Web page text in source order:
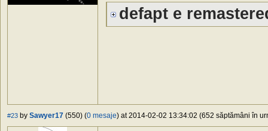
defapt e
#23 by Sawyer17 (550) (0 mesaje) at 2014-02-02 13:34:02 (652 săptămâni în